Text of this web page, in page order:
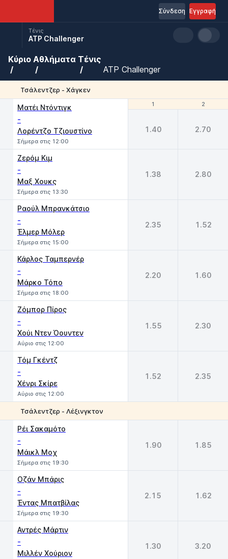
Εγγραφή
Σύνδεση
Τένις
ATP Challenger
Κύριο Αθλήματα Τένις
ATP Challenger
Τσάλεντζερ - Χάγκεν
1 2
Ματέι Ντόντιγκ
-
Λορέντζο Τζιουστίνο
Σήμερα στις 12:00
1 2
1.40 2.70
Ζερόμ Κιμ
-
Μαξ Χουκς
Σήμερα στις 13:30
1.38 2.80
Ραούλ Μπρανκάτσιο
-
Έλμερ Μόλερ
Σήμερα στις 15:00
2.35 1.52
Κάρλος Ταμπερνέρ
-
Μάρκο Τόπο
Σήμερα στις 18:00
2.20 1.60
Ζόμπορ Πίρος
-
Χούι Ντεν Όουντεν
Αύριο στις 12:00
1.55 2.30
Τόμ Γκέντζ
-
Χένρι Σκίρε
Αύριο στις 12:00
1.52 2.35
Τσάλεντζερ - Λέξινγκτον
Ρέι Σακαμότο
-
Mάικλ Μοχ
Σήμερα στις 19:30
1.90 1.85
Οζάν Μπάρις
-
Έντας Μπατβίλας
Σήμερα στις 19:30
2.15 1.62
Αντρές Μάρτιν
-
Μιλλέν Χούριον
1.30 3.20